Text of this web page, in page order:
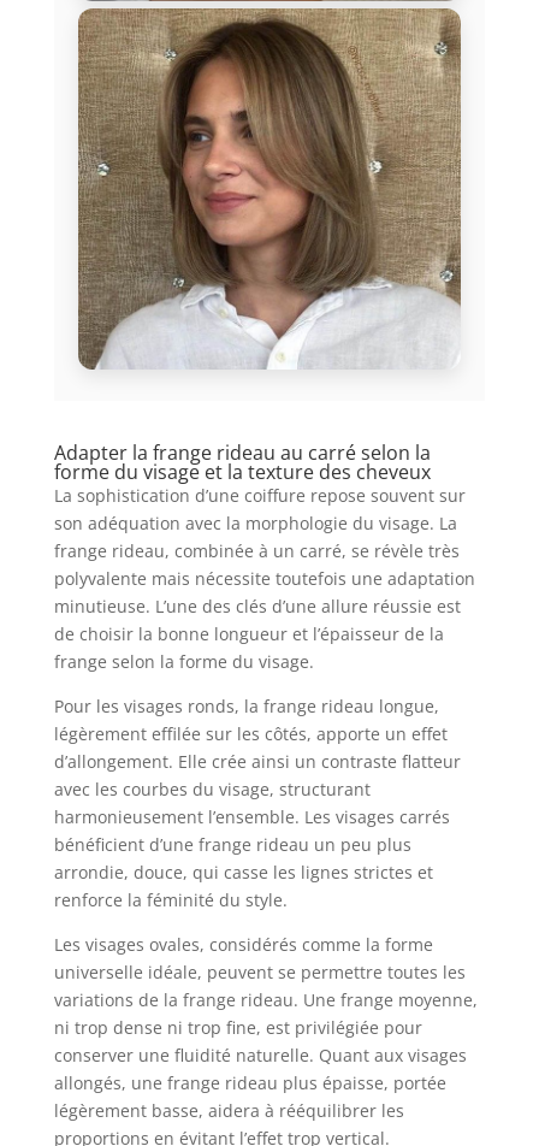
Adapter la frange rideau au carré selon la
forme du visage et la texture des cheveux
La sophistication d’une coiffure repose souvent sur
son adéquation avec la morphologie du visage. La
frange rideau, combinée à un carré, se révèle très
polyvalente mais nécessite toutefois une adaptation
minutieuse. L’une des clés d’une allure réussie est
de choisir la bonne longueur et l’épaisseur de la
frange selon la forme du visage.
Pour les visages ronds, la frange rideau longue,
légèrement effilée sur les côtés, apporte un effet
d’allongement. Elle crée ainsi un contraste flatteur
avec les courbes du visage, structurant
harmonieusement l’ensemble. Les visages carrés
bénéficient d’une frange rideau un peu plus
arrondie, douce, qui casse les lignes strictes et
renforce la féminité du style.
Les visages ovales, considérés comme la forme
universelle idéale, peuvent se permettre toutes les
variations de la frange rideau. Une frange moyenne,
ni trop dense ni trop fine, est privilégiée pour
conserver une fluidité naturelle. Quant aux visages
allongés, une frange rideau plus épaisse, portée
légèrement basse, aidera à rééquilibrer les
proportions en évitant l’effet trop vertical.